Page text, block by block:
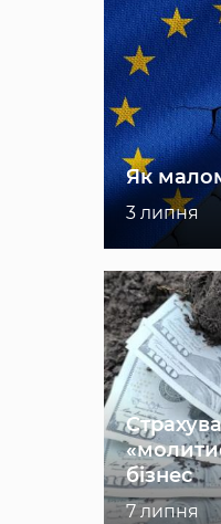
Як
3 липня
бізнес
7 липня